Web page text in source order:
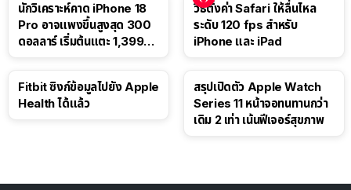
นักวิเคราะห์คาด iPhone 18
Pro อาจแพงขึ้นสูงสุด 300
ดอลลาร์ เริ่มต้นแตะ 1,399
วิธีตั้งค่า Safari ให้ลื่นไหล
ระดับ 120 fps สำหรับ
iPhone และ iPad
Fitbit ซิงก์ข้อมูลไปยัง Apple
Health ได้แล้ว
สรุปเปิดตัว Apple Watch
Series 11 หน้าจอทนทานกว่า
เดิม 2 เท่า เน้นฟีเจอร์สุขภาพ